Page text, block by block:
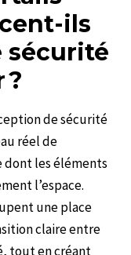
ils
sécurité
?
de sécurité
réel de
dont les éléments
l’espace.
une place
claire entre
tout en créant